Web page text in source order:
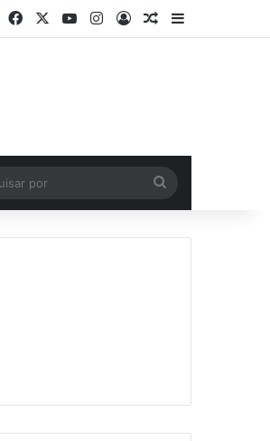
FacebookYouTubeInstagram
Log InArtigo Aleatório
Sidebar
por